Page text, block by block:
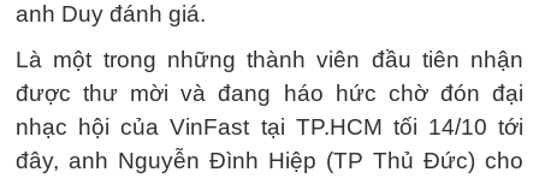
anh Duy đánh giá.
Là một trong những thành viên đầu tiên nhận
được thư mời và đang háo hức chờ đón đại
nhạc hội của VinFast tại TP.HCM tối 14/10 tới
đây, anh Nguyễn Đình Hiệp (TP Thủ Đức) cho